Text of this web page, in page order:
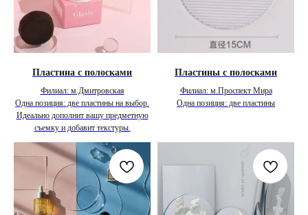
Пластина с полосками
Филиал: м.Дмитровская
Одна позиция: две пластины на выбор.
Идеально дополнит вашу предметную
съемку и добавит текстуры.
Пластины с полосками
Филиал: м.Проспект Мира
Одна позиция: две пластины